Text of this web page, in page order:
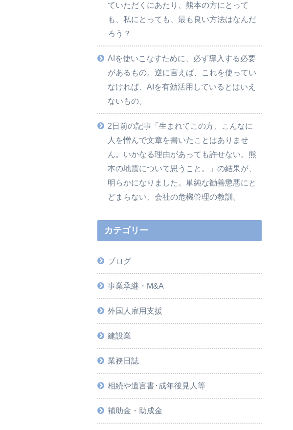
ていただくにあたり、熊本の方にとって
も、私にとっても、最も良い方法はなんだ
ろう？
AIを使いこなすために、必ず導入する必要
があるもの。逆に言えば、これを使ってい
なければ、AIを有効活用しているとはいえ
ないもの。
2日前の記事「生まれてこの方、こんなに
人を憎んで文章を書いたことはありませ
ん。いかなる理由があっても許せない。熊
本の地震について思うこと。」の結果が、
明らかになりました。単純な勧善懲悪にと
どまらない、会社の危機管理の教訓。
カテゴリー
ブログ
事業承継・M&A
外国人雇用支援
建設業
業務日誌
相続や遺言書･成年後見人等
補助金・助成金